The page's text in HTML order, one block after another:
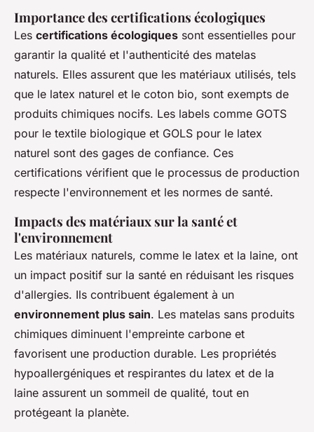
Importance des certifications écologiques
Les certifications écologiques sont essentielles pour
garantir la qualité et l'authenticité des matelas
naturels. Elles assurent que les matériaux utilisés, tels
que le latex naturel et le coton bio, sont exempts de
produits chimiques nocifs. Les labels comme GOTS
pour le textile biologique et GOLS pour le latex
naturel sont des gages de confiance. Ces
certifications vérifient que le processus de production
respecte l'environnement et les normes de santé.
Impacts des matériaux sur la santé et
l'environnement
Les matériaux naturels, comme le latex et la laine, ont
un impact positif sur la santé en réduisant les risques
d'allergies. Ils contribuent également à un
environnement plus sain. Les matelas sans produits
chimiques diminuent l'empreinte carbone et
favorisent une production durable. Les propriétés
hypoallergéniques et respirantes du latex et de la
laine assurent un sommeil de qualité, tout en
protégeant la planète.